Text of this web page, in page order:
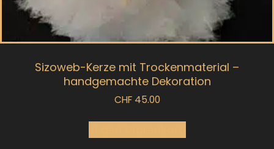
Sizoweb-Kerze mit Trockenmaterial –
handgemachte Dekoration
CHF45.00